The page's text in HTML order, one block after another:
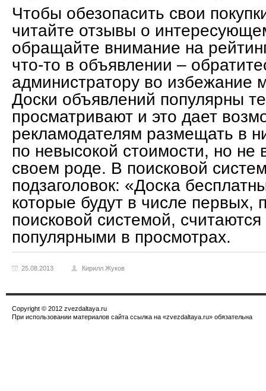
Чтобы обезопасить свои
читайте отзывы о
обращайте внимание на
что-то в объявлении –
администратору во избежание
Доски объявлений популярны
просматривают и это дает
рекламодателям размещать в
по невысокой стоимости, но не
своем роде. В поисковой
подзаголовок: «Доска
которые будут в числе первых,
поисковой системой,
популярными в просмотрах.
25.08.2013 Кирилл Жуков
Copyright © 2012 zvezdaltaya.ru
При использовании материалов сайта ссылка на «zvezdaltaya.ru» обязательна